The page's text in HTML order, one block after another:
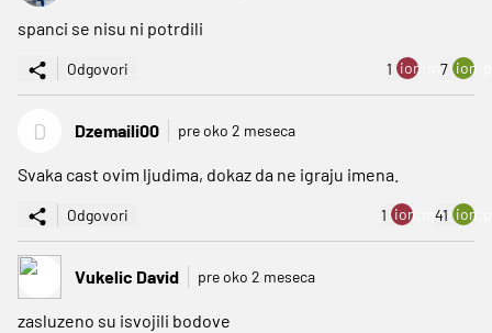
spanci se nisu ni potrdili
Odgovori 1 ion:minus
7
D Dzemaili00 pre oko 2 meseca
Svaka cast ovim ljudima, dokaz da ne igraju imena.
Odgovori 1 ion:minus
41
Vukelic David pre oko 2 meseca
zasluzeno su isvojili bodove